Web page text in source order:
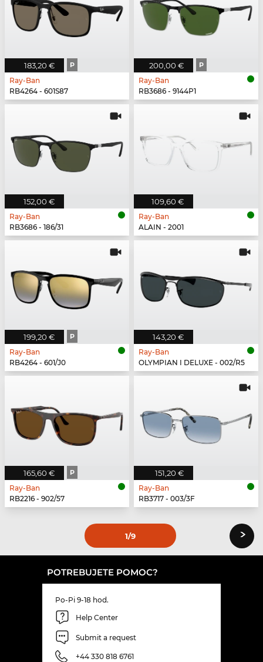
183,20 € P
Ray-Ban
RB4264 - 601S87
200,00 € P
Ray-Ban
RB3686 - 9144P1
152,00 €
Ray-Ban
RB3686 - 186/31
109,60 €
Ray-Ban
ALAIN - 2001
199,20 € P
Ray-Ban
RB4264 - 601/J0
143,20 €
Ray-Ban
OLYMPIAN I DELUXE - 002/R5
165,60 € P
Ray-Ban
RB2216 - 902/57
151,20 €
Ray-Ban
RB3717 - 003/3F
1/9 ›
POTREBUJETE POMOC?
Po-Pi 9-18 hod.
Help Center
Submit a request
+44 330 818 6761